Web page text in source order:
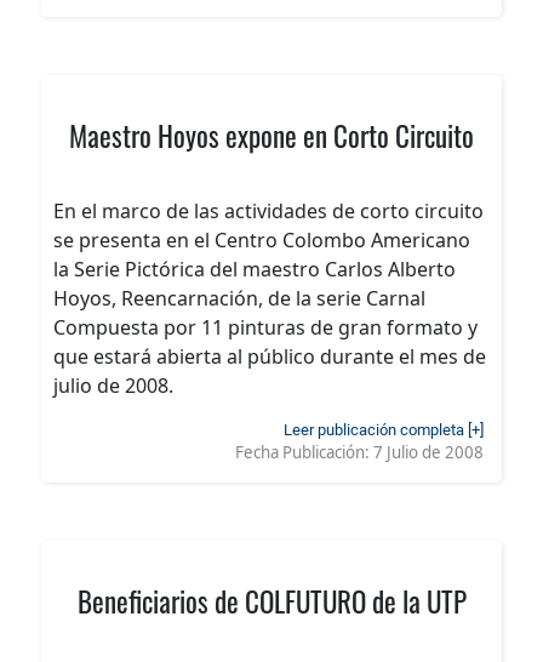
Maestro Hoyos expone en Corto Circuito
En el marco de las actividades de corto circuito
se presenta en el Centro Colombo Americano
la Serie Pictórica del maestro Carlos Alberto
Hoyos, Reencarnación, de la serie Carnal
Compuesta por 11 pinturas de gran formato y
que estará abierta al público durante el mes de
julio de 2008.
Leer publicación completa [+]
Fecha Publicación: 7 Julio de 2008
Beneficiarios de COLFUTURO de la UTP